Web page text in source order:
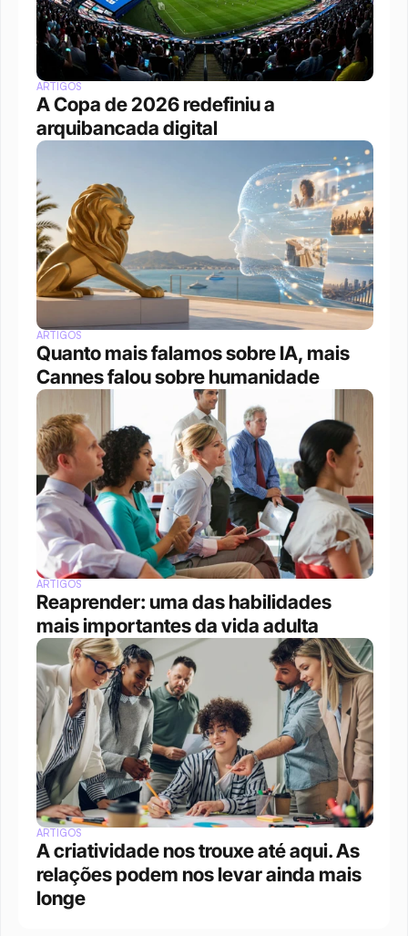
ARTIGOS
A Copa de 2026 redefiniu a
arquibancada digital
ARTIGOS
Quanto mais falamos sobre IA, mais
Cannes falou sobre humanidade
ARTIGOS
Reaprender: uma das habilidades
mais importantes da vida adulta
ARTIGOS
A criatividade nos trouxe até aqui. As
relações podem nos levar ainda mais
longe